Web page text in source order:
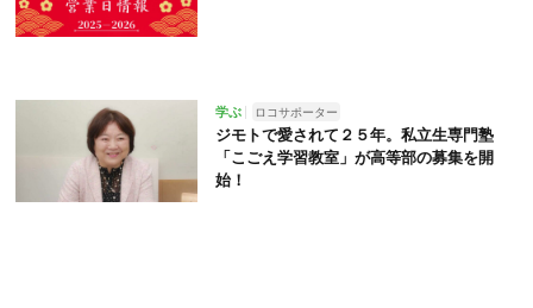
学ぶ ロコサポーター
ジモトで愛されて２５年。私立生専門塾
「こごえ学習教室」が高等部の募集を開
始！